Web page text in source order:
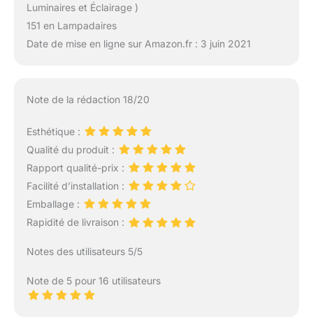
Luminaires et Éclairage )
151 en Lampadaires
Date de mise en ligne sur Amazon.fr : 3 juin 2021
Note de la rédaction 18/20
Esthétique :
Qualité du produit :
Rapport qualité-prix :
Facilité d’installation :
Emballage :
Rapidité de livraison :
Notes des utilisateurs 5/5
Note de 5 pour 16 utilisateurs